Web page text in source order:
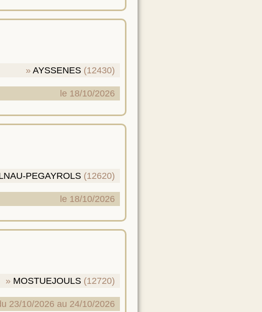
AYSSENES (12430)
le 18/10/2026
PEGAYROLS (12620)
le 18/10/2026
MOSTUEJOULS (12720)
23/10/2026 au 24/10/2026